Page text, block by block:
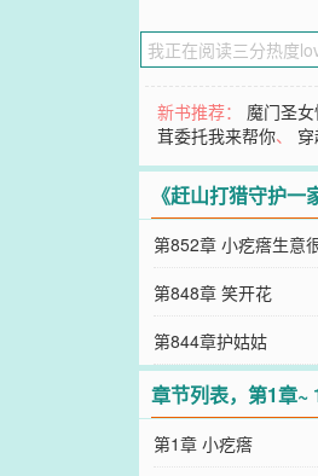
新书推荐： 魔门圣
茸委托我来帮你、
《赶山打猎守护
第852章 小疙瘩生意
第848章 笑开花
第844章护姑姑
章节列表，第1章~
第1章 小疙瘩